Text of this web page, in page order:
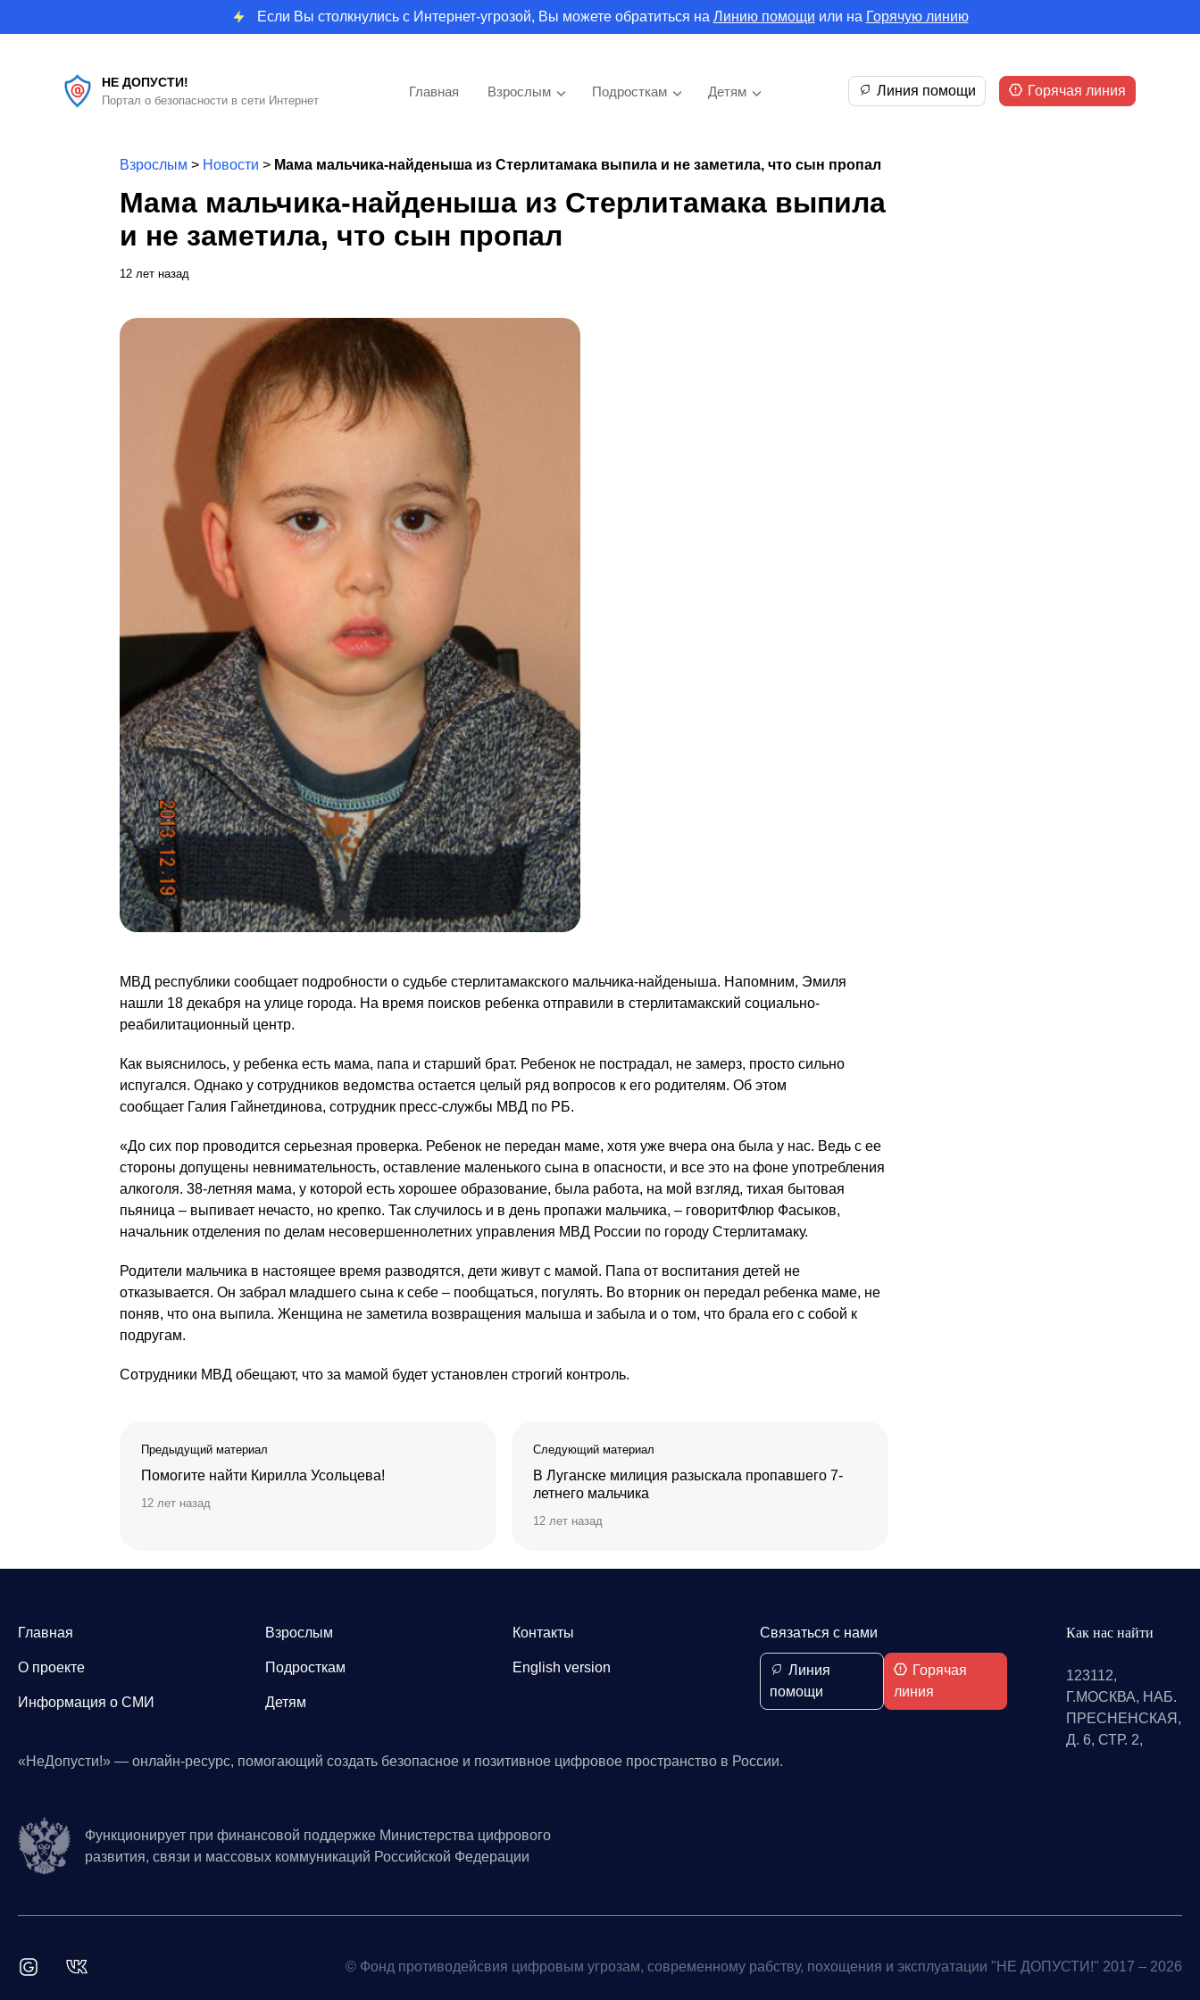
Если Вы столкнулись с Интернет-угрозой, Вы можете обратиться на Линию помощи или на Горячую линию
НЕ ДОПУСТИ!
Портал о безопасности в сети Интернет
Главная Взрослым Подросткам Детям Линия помощи Горячая линия
Взрослым > Новости > Мама мальчика-найденыша из Стерлитамака выпила и не заметила, что сын пропал
Мама мальчика-найденыша из Стерлитамака выпила
и не заметила, что сын пропал
12 лет назад
МВД республики сообщает подробности о судьбе стерлитамакского мальчика-найденыша. Напомним, Эмиля
нашли 18 декабря на улице города. На время поисков ребенка отправили в стерлитамакский социально-
реабилитационный центр.
Как выяснилось, у ребенка есть мама, папа и старший брат. Ребенок не пострадал, не замерз, просто сильно
испугался. Однако у сотрудников ведомства остается целый ряд вопросов к его родителям. Об этом
сообщает Галия Гайнетдинова, сотрудник пресс-службы МВД по РБ.
«До сих пор проводится серьезная проверка. Ребенок не передан маме, хотя уже вчера она была у нас. Ведь с ее
стороны допущены невнимательность, оставление маленького сына в опасности, и все это на фоне употребления
алкоголя. 38-летняя мама, у которой есть хорошее образование, была работа, на мой взгляд, тихая бытовая
пьяница – выпивает нечасто, но крепко. Так случилось и в день пропажи мальчика, – говоритФлюр Фасыков,
начальник отделения по делам несовершеннолетних управления МВД России по городу Стерлитамаку.
Родители мальчика в настоящее время разводятся, дети живут с мамой. Папа от воспитания детей не
отказывается. Он забрал младшего сына к себе – пообщаться, погулять. Во вторник он передал ребенка маме, не
поняв, что она выпила. Женщина не заметила возвращения малыша и забыла и о том, что брала его с собой к
подругам.
Сотрудники МВД обещают, что за мамой будет установлен строгий контроль.
Предыдущий материал
Помогите найти Кирилла Усольцева!
12 лет назад
Следующий материал
В Луганске милиция разыскала пропавшего 7-
летнего мальчика
12 лет назад
Главная
О проекте
Информация о СМИ
Взрослым
Подросткам
Детям
Контакты
English version
Связаться с нами
Линия
помощи
Горячая
линия
«НеДопусти!» — онлайн-ресурс, помогающий создать безопасное и позитивное цифровое пространство в России.
Как нас найти
123112,
Г.МОСКВА, НАБ.
ПРЕСНЕНСКАЯ,
Д. 6, СТР. 2,
Функционирует при финансовой поддержке Министерства цифрового
развития, связи и массовых коммуникаций Российской Федерации
© Фонд противодейсвия цифровым угрозам, современному рабству, похощения и эксплуатации "НЕ ДОПУСТИ!" 2017 – 2026